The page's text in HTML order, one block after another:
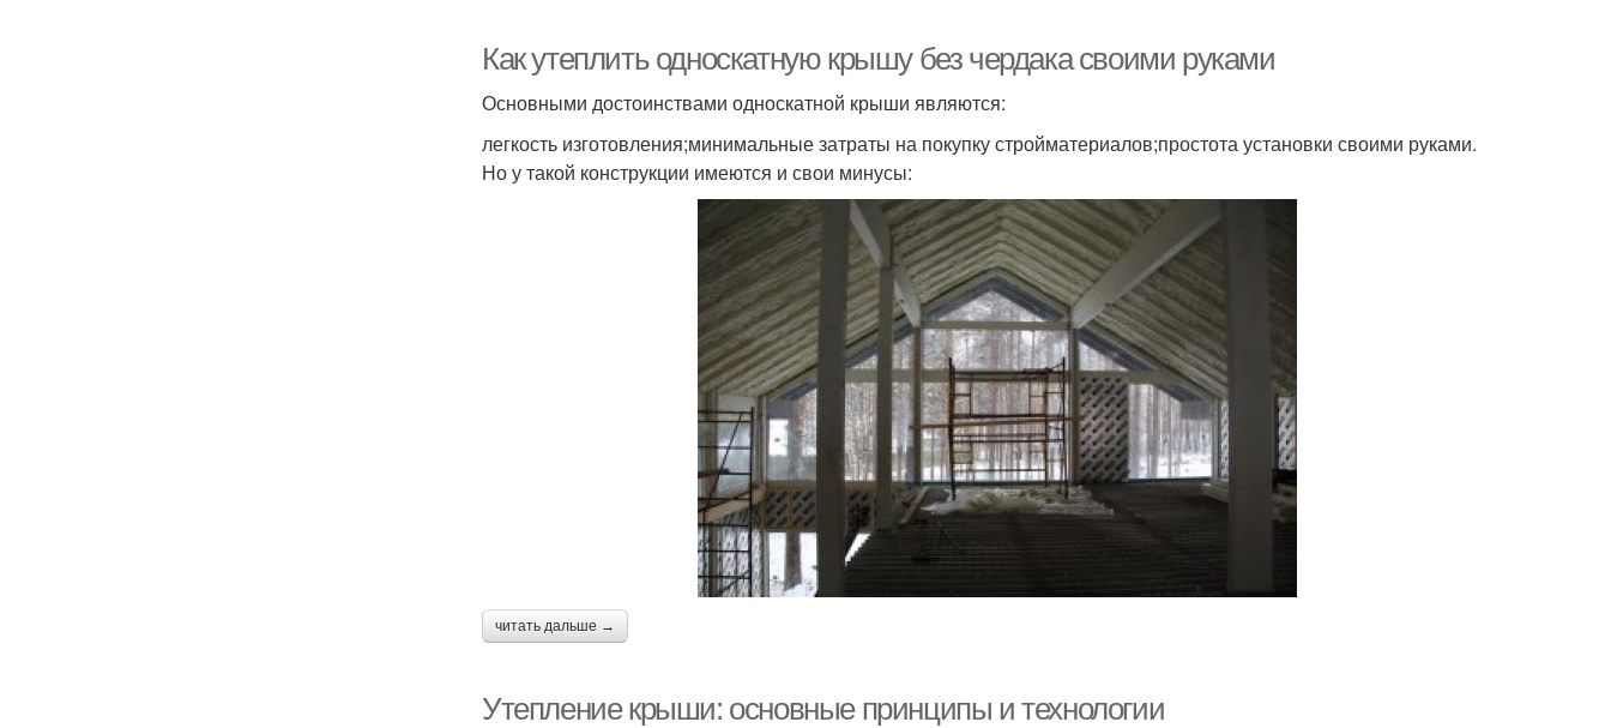
Как утеплить односкатную крышу без чердака своими руками
Основными достоинствами односкатной крыши являются:
легкость изготовления;минимальные затраты на покупку стройматериалов;простота установки своими руками.
Но у такой конструкции имеются и свои минусы:
читать дальше →
Утепление крыши: основные принципы и технологии